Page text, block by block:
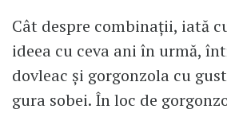
Cât despre combinații, iată
ideea cu ceva ani în urmă,
dovleac și gorgonzola cu
gura sobei. În loc de